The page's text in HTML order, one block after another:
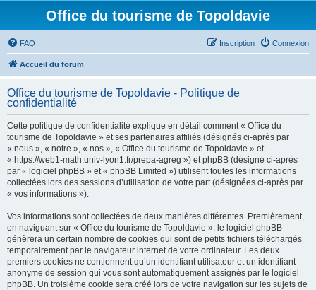
Office du tourisme de Topoldavie
FAQ Connexion
Inscription
Accueil du forum
Office du tourisme de Topoldavie - Politique de
confidentialité
Cette politique de confidentialité explique en détail comment « Office du
tourisme de Topoldavie » et ses partenaires affiliés (désignés ci-après par
« nous », « notre », « nos », « Office du tourisme de Topoldavie » et
« https://web1-math.univ-lyon1.fr/prepa-agreg ») et phpBB (désigné ci-après
par « logiciel phpBB » et « phpBB Limited ») utilisent toutes les informations
collectées lors des sessions d’utilisation de votre part (désignées ci-après par
« vos informations »).
Vos informations sont collectées de deux manières différentes. Premièrement,
en naviguant sur « Office du tourisme de Topoldavie », le logiciel phpBB
génèrera un certain nombre de cookies qui sont de petits fichiers téléchargés
temporairement par le navigateur internet de votre ordinateur. Les deux
premiers cookies ne contiennent qu’un identifiant utilisateur et un identifiant
anonyme de session qui vous sont automatiquement assignés par le logiciel
phpBB. Un troisième cookie sera créé lors de votre navigation sur les sujets de